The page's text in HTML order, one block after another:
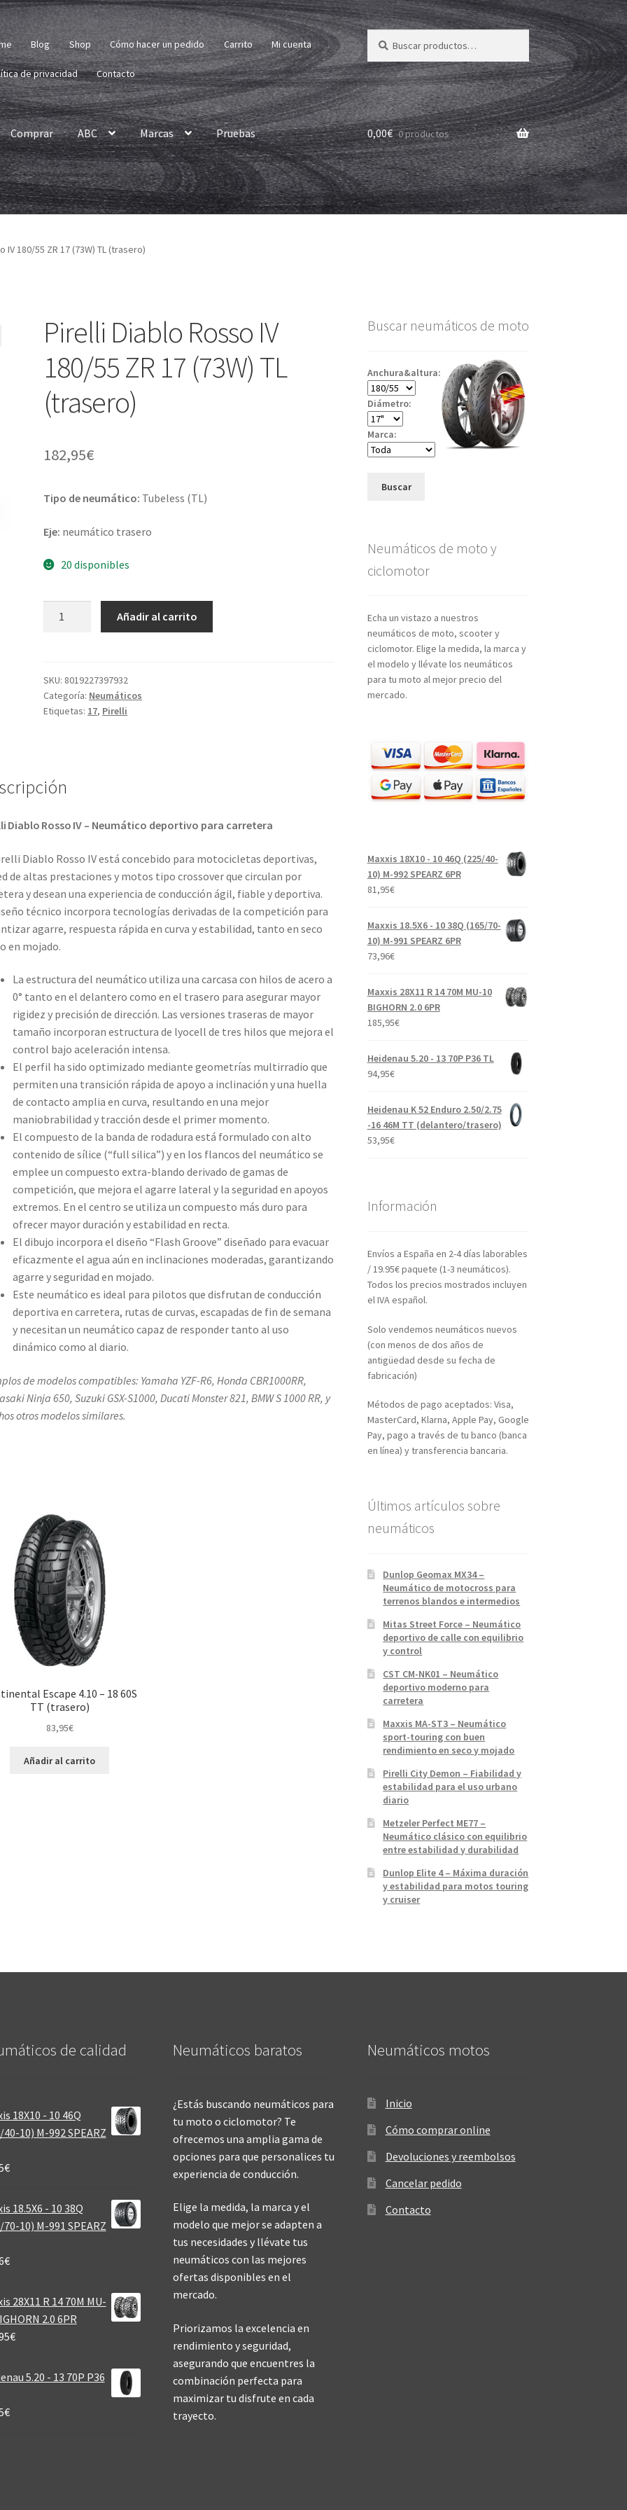
Blog Shop Cómo hacer un pedido Carrito Mi cuenta
de privacidad Contacto
Buscar
por:
Buscar
Comprar ABC Marcas Pruebas 0,00€ 0 productos
IV 180/55 ZR 17 (73W) TL (trasero)
Pirelli Diablo Rosso IV
180/55 ZR 17 (73W) TL
(trasero)
182,95€
Tipo de neumático: Tubeless (TL)
Eje: neumático trasero
20 disponibles
180/55
ZR
17
cantidad
Añadir al carrito
SKU: 8019227397932
Categoría: Neumáticos
Etiquetas: 17, Pirelli
Diablo Rosso IV – Neumático deportivo para carretera
Diablo Rosso IV está concebido para motocicletas deportivas,
de altas prestaciones y motos tipo crossover que circulan por
y desean una experiencia de conducción ágil, fiable y deportiva.
técnico incorpora tecnologías derivadas de la competición para
agarre, respuesta rápida en curva y estabilidad, tanto en seco
en mojado.
La estructura del neumático utiliza una carcasa con hilos de acero a
0° tanto en el delantero como en el trasero para asegurar mayor
rigidez y precisión de dirección. Las versiones traseras de mayor
tamaño incorporan estructura de lyocell de tres hilos que mejora el
control bajo aceleración intensa.
El perfil ha sido optimizado mediante geometrías multirradio que
permiten una transición rápida de apoyo a inclinación y una huella
de contacto amplia en curva, resultando en una mejor
maniobrabilidad y tracción desde el primer momento.
El compuesto de la banda de rodadura está formulado con alto
contenido de sílice (“full silica”) y en los flancos del neumático se
emplee un compuesto extra-blando derivado de gamas de
competición, que mejora el agarre lateral y la seguridad en apoyos
extremos. En el centro se utiliza un compuesto más duro para
ofrecer mayor duración y estabilidad en recta.
El dibujo incorpora el diseño “Flash Groove” diseñado para evacuar
eficazmente el agua aún en inclinaciones moderadas, garantizando
agarre y seguridad en mojado.
Este neumático es ideal para pilotos que disfrutan de conducción
deportiva en carretera, rutas de curvas, escapadas de fin de semana
y necesitan un neumático capaz de responder tanto al uso
dinámico como al diario.
de modelos compatibles: Yamaha YZF-R6, Honda CBR1000RR,
Ninja 650, Suzuki GSX-S1000, Ducati Monster 821, BMW S 1000 RR, y
otros modelos similares.
Escape 4.10 – 18 60S
TT (trasero)
83,95€
Añadir al carrito
Buscar neumáticos de moto
Anchura&altura:
Diámetro:
Marca:
Buscar
Neumáticos de moto y
ciclomotor
Echa un vistazo a nuestros
neumáticos de moto, scooter y
ciclomotor. Elige la medida, la marca y
el modelo y llévate los neumáticos
para tu moto al mejor precio del
mercado.
Maxxis 18X10 - 10 46Q (225/40-
10) M-992 SPEARZ 6PR
81,95€
Maxxis 18.5X6 - 10 38Q (165/70-
10) M-991 SPEARZ 6PR
73,96€
Maxxis 28X11 R 14 70M MU-10
BIGHORN 2.0 6PR
185,95€
Heidenau 5.20 - 13 70P P36 TL
94,95€
Heidenau K 52 Enduro 2.50/2.75
-16 46M TT (delantero/trasero)
53,95€
Información
Envíos a España en 2-4 días laborables
/ 19.95€ paquete (1-3 neumáticos).
Todos los precios mostrados incluyen
el IVA español.
Solo vendemos neumáticos nuevos
(con menos de dos años de
antigüedad desde su fecha de
fabricación)
Métodos de pago aceptados: Visa,
MasterCard, Klarna, Apple Pay, Google
Pay, pago a través de tu banco (banca
en línea) y transferencia bancaria.
Últimos artículos sobre
neumáticos
Dunlop Geomax MX34 –
Neumático de motocross para
terrenos blandos e intermedios
Mitas Street Force – Neumático
deportivo de calle con equilibrio
y control
CST CM-NK01 – Neumático
deportivo moderno para
carretera
Maxxis MA-ST3 – Neumático
sport-touring con buen
rendimiento en seco y mojado
Pirelli City Demon – Fiabilidad y
estabilidad para el uso urbano
diario
Metzeler Perfect ME77 –
Neumático clásico con equilibrio
entre estabilidad y durabilidad
Dunlop Elite 4 – Máxima duración
y estabilidad para motos touring
y cruiser
de calidad‎
18X10 - 10 46Q
10) M-992 SPEARZ
€
18.5X6 - 10 38Q
10) M-991 SPEARZ
€
28X11 R 14 70M MU-
2.0 6PR
€
5.20 - 13 70P P36
€
Neumáticos baratos
¿Estás buscando neumáticos para
tu moto o ciclomotor? Te
ofrecemos una amplia gama de
opciones para que personalices tu
experiencia de conducción.
Elige la medida, la marca y el
modelo que mejor se adapten a
tus necesidades y llévate tus
neumáticos con las mejores
ofertas disponibles en el
mercado.
Priorizamos la excelencia en
rendimiento y seguridad,
asegurando que encuentres la
combinación perfecta para
maximizar tu disfrute en cada
trayecto.
Neumáticos motos
Inicio
Cómo comprar online
Devoluciones y reembolsos
Cancelar pedido
Contacto